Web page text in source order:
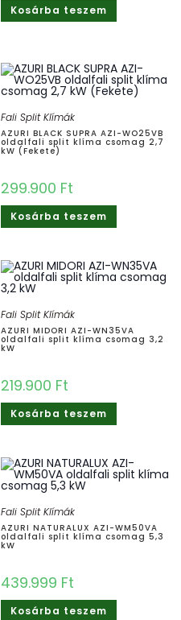
Kosárba teszem
Fali Split Klímák
AZURI BLACK SUPRA AZI-WO25VB
oldalfali split klíma csomag 2,7
kW (Fekete)
299.900 Ft
Kosárba teszem
Fali Split Klímák
AZURI MIDORI AZI-WN35VA
oldalfali split klíma csomag 3,2
kW
219.900 Ft
Kosárba teszem
Fali Split Klímák
AZURI NATURALUX AZI-WM50VA
oldalfali split klíma csomag 5,3
kW
439.999 Ft
Kosárba teszem